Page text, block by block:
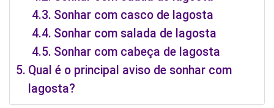
Sonhar com casco de lagosta
Sonhar com salada de lagosta
Sonhar com cabeça de lagosta
Qual é o principal aviso de sonhar com
lagosta?